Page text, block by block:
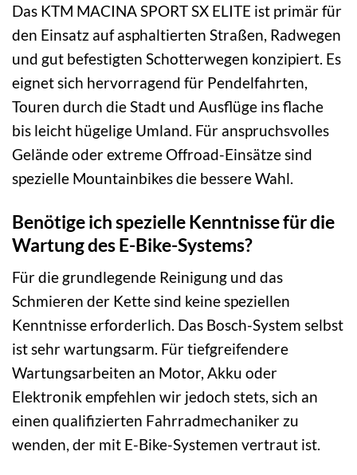
Das KTM MACINA SPORT SX ELITE ist primär für
den Einsatz auf asphaltierten Straßen, Radwegen
und gut befestigten Schotterwegen konzipiert. Es
eignet sich hervorragend für Pendelfahrten,
Touren durch die Stadt und Ausflüge ins flache
bis leicht hügelige Umland. Für anspruchsvolles
Gelände oder extreme Offroad-Einsätze sind
spezielle Mountainbikes die bessere Wahl.
Benötige ich spezielle Kenntnisse für die
Wartung des E-Bike-Systems?
Für die grundlegende Reinigung und das
Schmieren der Kette sind keine speziellen
Kenntnisse erforderlich. Das Bosch-System selbst
ist sehr wartungsarm. Für tiefgreifendere
Wartungsarbeiten an Motor, Akku oder
Elektronik empfehlen wir jedoch stets, sich an
einen qualifizierten Fahrradmechaniker zu
wenden, der mit E-Bike-Systemen vertraut ist.